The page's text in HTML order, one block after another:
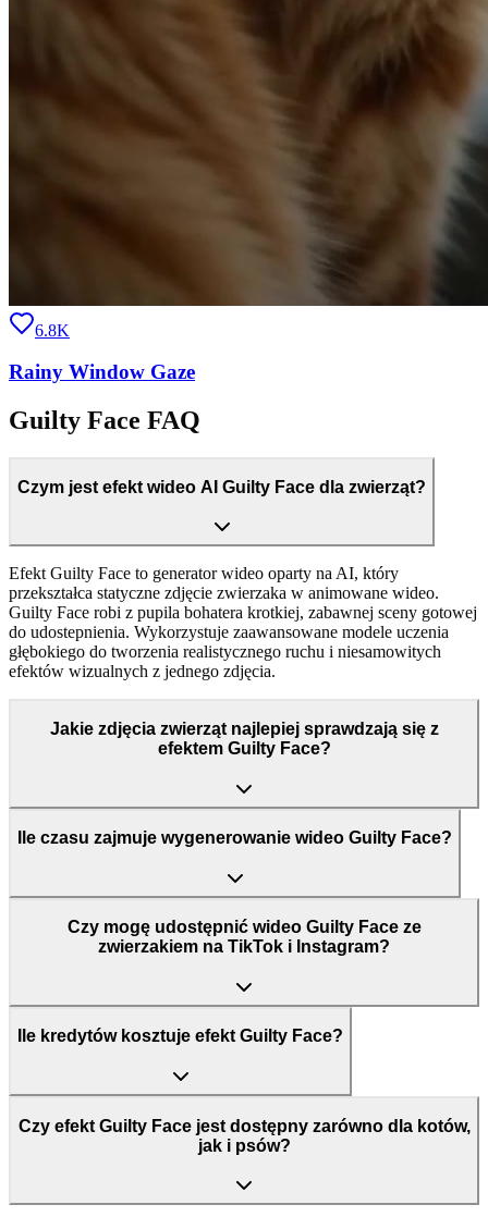
6.8K
Rainy Window Gaze
Guilty Face FAQ
Czym jest efekt wideo AI Guilty Face dla zwierząt?
Efekt Guilty Face to generator wideo oparty na AI, który
przekształca statyczne zdjęcie zwierzaka w animowane wideo.
Guilty Face robi z pupila bohatera krotkiej, zabawnej sceny gotowej
do udostepnienia. Wykorzystuje zaawansowane modele uczenia
głębokiego do tworzenia realistycznego ruchu i niesamowitych
efektów wizualnych z jednego zdjęcia.
Jakie zdjęcia zwierząt najlepiej sprawdzają się z
efektem Guilty Face?
Ile czasu zajmuje wygenerowanie wideo Guilty Face?
Czy mogę udostępnić wideo Guilty Face ze
zwierzakiem na TikTok i Instagram?
Ile kredytów kosztuje efekt Guilty Face?
Czy efekt Guilty Face jest dostępny zarówno dla kotów,
jak i psów?